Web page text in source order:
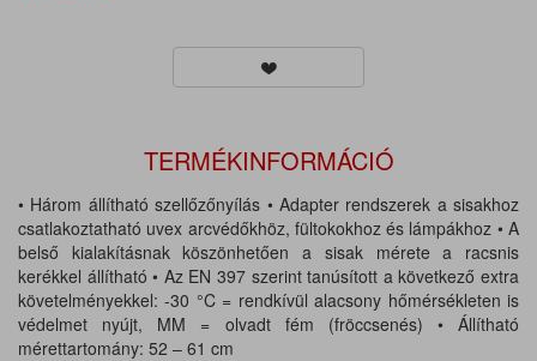
TERMÉKINFORMÁCIÓ
• Három állítható szellőzőnyílás • Adapter rendszerek a sisakhoz
csatlakoztatható uvex arcvédőkhöz, fültokokhoz és lámpákhoz • A
belső kialakításnak köszönhetően a sisak mérete a racsnis
kerékkel állítható • Az EN 397 szerint tanúsított a következő extra
követelményekkel: -30 °C = rendkívül alacsony hőmérsékleten is
védelmet nyújt, MM = olvadt fém (fröccsenés) • Állítható
mérettartomány: 52 – 61 cm